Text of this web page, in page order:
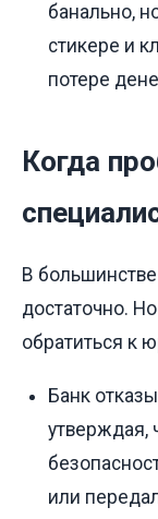
банально,
стикере и
потере
Когда
В
достаточно.
обратиться к
Банк
утверждая,
или